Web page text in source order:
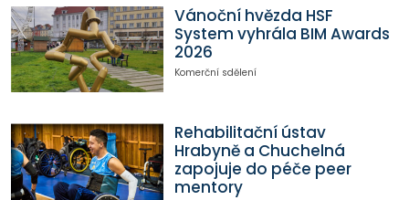
Vánoční hvězda HSF
System vyhrála BIM Awards
2026
Komerční sdělení
Rehabilitační ústav
Hrabyně a Chuchelná
zapojuje do péče peer
mentory